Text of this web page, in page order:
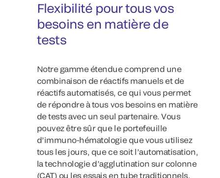
Flexibilité pour tous vos
besoins en matière de
tests
Notre gamme étendue comprend une
combinaison de réactifs manuels et de
réactifs automatisés, ce qui vous permet
de répondre à tous vos besoins en matière
de tests avec un seul partenaire. Vous
pouvez être sûr que le portefeuille
d’immuno-hématologie que vous utilisez
tous les jours, que ce soit l’automatisation,
la technologie d’agglutination sur colonne
(CAT) ou les essais en tube traditionnels,